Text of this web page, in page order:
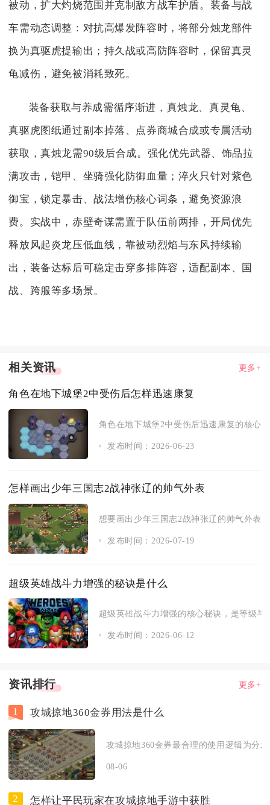
被动，扩大灼烧范围并克制敌方战车护盾。装备与战
车需动态调整：对抗高爆发阵容时，将部分烛龙部件
换为真驱虎提输出；持久战或高防阵容时，保留真灵
龟减伤，避免被消耗致死。
装备获取与养成需循序渐进，真烛龙、真灵龟、
真驱虎图纸通过副本掉落、点券商城合成或专属活动
获取，真烛龙需90级后合成。强化优先武器、饰品拉
满攻击，铠甲、坐骑强化防御血量；淬火只针对紫色
御宝，锁定暴击、战法增伤核心词条，避免资源浪
费。实战中，赤壁奇谋需置于队伍前两排，开局优先
释放风起炎龙压低血线，靠被动烈焰与东风持续输
出，装备达标后可稳定击穿多排阵容，适配副本、国
战、跨服等多场景。
相关资讯 更多+
角色在地下城堡2中受伤后怎样迅速康复
角色在地下城堡2中受伤后迅速康复的核心
发布时间：2026-06-23
怎样画出少年三国志2战神张辽的帅气外表
想要画出少年三国志2战神张辽的帅气外表
发布时间：2026-07-19
超级英雄战斗力增强的秘诀是什么
超级英雄战斗力增强的核心秘诀，是等级
发布时间：2026-06-12
资讯排行 更多+
1 攻城掠地360金券用法是什么
攻城掠地360金券最合理的使用逻辑为分
08-06
2 怎样让平民玩家在攻城掠地手游中获胜